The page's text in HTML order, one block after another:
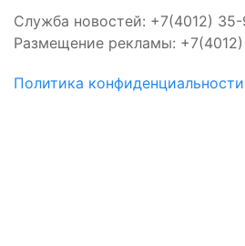
Служба новостей: +7(4012)
Размещение рекламы:
Политика конфиденциальности